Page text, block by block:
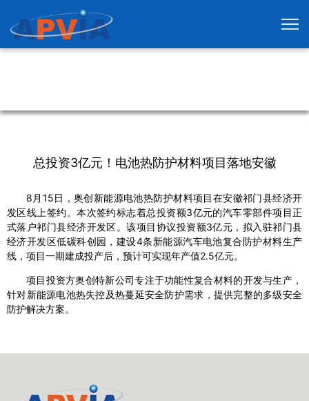
总投资3亿元！电池热防护材料项目落地安徽
8月15日，奥创新能源电池热防护材料项目在安徽祁门县经济开
发区线上签约。本次签约标志着总投资额3亿元的汽车零部件项目正
式落户祁门县经济开发区。该项目协议投资额3亿元，拟入驻祁门县
经济开发区低碳科创园，建设4条新能源汽车电池复合防护材料生产
线，项目一期建成投产后，预计可实现年产值2.5亿元。
项目投资方奥创特新公司专注于功能性复合材料的开发与生产，
针对新能源电池热失控及热蔓延安全防护需求，提供完整的多级安全
防护解决方案。